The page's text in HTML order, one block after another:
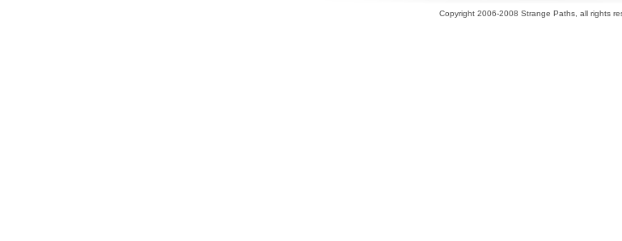
Copyright 2006-2008 Strange Paths, all rights